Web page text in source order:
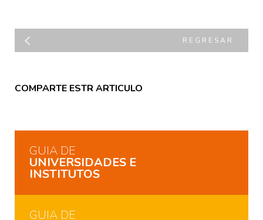
REGRESAR
COMPARTE ESTR ARTICULO
GUIA DE
UNIVERSIDADES E
INSTITUTOS
GUIA DE